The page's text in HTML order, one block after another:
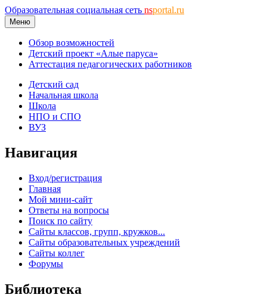
Образовательная социальная сеть nsportal.ru
Меню
Обзор возможностей
Детский проект «Алые паруса»
Аттестация педагогических работников
Детский сад
Начальная школа
Школа
НПО и СПО
ВУЗ
Навигация
Вход/регистрация
Главная
Мой мини-сайт
Ответы на вопросы
Поиск по сайту
Сайты классов, групп, кружков...
Сайты образовательных учреждений
Сайты коллег
Форумы
Библиотека